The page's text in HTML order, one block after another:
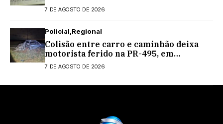
estaduais
7 DE AGOSTO DE 2026
Policial Regional
Colisão entre carro e caminhão deixa
motorista ferido na PR-495, em
Medianeira
7 DE AGOSTO DE 2026